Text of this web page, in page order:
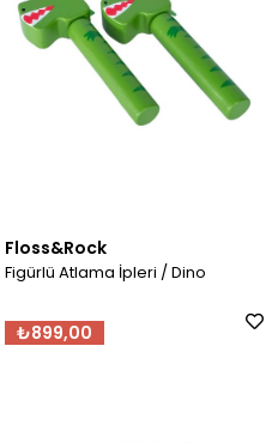
Floss&Rock
Figürlü Atlama İpleri / Dino
₺899,00